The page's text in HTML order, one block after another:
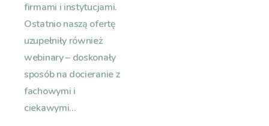
firmami i instytucjami.
Ostatnio naszą ofertę
uzupełniły również
webinary – doskonały
sposób na docieranie z
fachowymi i
ciekawymi...